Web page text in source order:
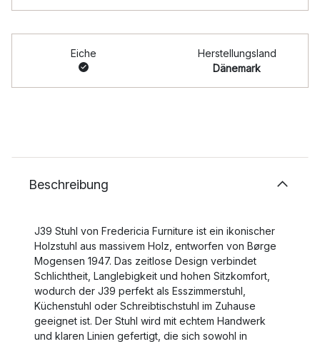
Eiche
Herstellungsland
Dänemark
Beschreibung
J39 Stuhl von Fredericia Furniture ist ein ikonischer
Holzstuhl aus massivem Holz, entworfen von Børge
Mogensen 1947. Das zeitlose Design verbindet
Schlichtheit, Langlebigkeit und hohen Sitzkomfort,
wodurch der J39 perfekt als Esszimmerstuhl,
Küchenstuhl oder Schreibtischstuhl im Zuhause
geeignet ist. Der Stuhl wird mit echtem Handwerk
und klaren Linien gefertigt, die sich sowohl in